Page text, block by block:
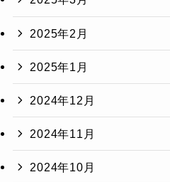
2025年2月
2025年1月
2024年12月
2024年11月
2024年10月